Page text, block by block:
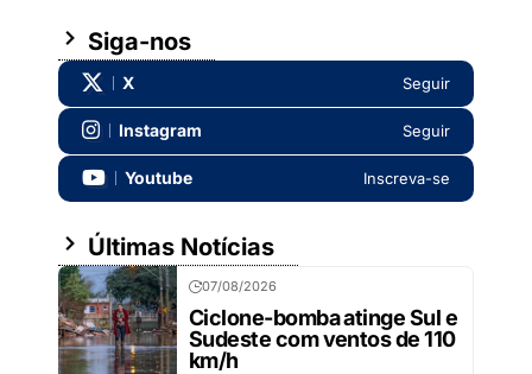
Siga-nos
X Seguir
Instagram Seguir
Youtube Inscreva-se
Últimas Notícias
07/08/2026
Ciclone-bomba atinge Sul e
Sudeste com ventos de 110
km/h